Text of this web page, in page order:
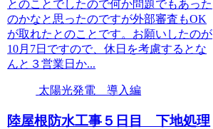
とのことでしたので何か問題でもあった
のかなと思ったのですが外部審査もOK
が取れたとのことです。お願いしたのが
10月7日ですので、休日を考慮するとな
んと３営業日か...
太陽光発電 導入編
陸屋根防水工事５日目 下地処理